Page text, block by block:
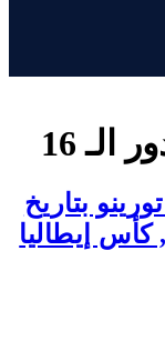
16
بتاريخ
كأس إيطاليا